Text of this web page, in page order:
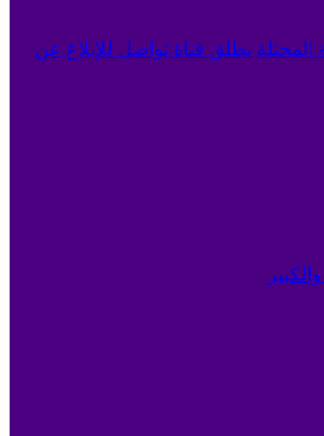
يطلق قناة تواصل للإبلاغ عن